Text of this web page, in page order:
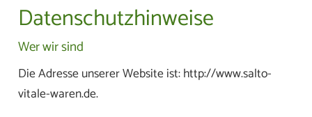
Datenschutzhinweise
Wer wir sind
Die Adresse unserer Website ist: http://www.salto-
vitale-waren.de.